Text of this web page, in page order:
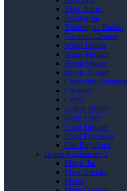
Slow Juicer
Storage Jar
Timbangan Badan
Vacuum Cleaner
Water Heater
Water Purifier
Bread Maker
Bread Toaster
Chocolate Fountain
Chopper
Citrus
Coffee Maker
Deep Fryer
Food Steamer
Food Processor
Gas Regulator
Home Appliances 3
Magic Jar
Meat Grinder
Mixer